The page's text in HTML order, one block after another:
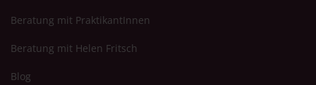
Beratung mit PraktikantInnen
Beratung mit Helen Fritsch
Blog